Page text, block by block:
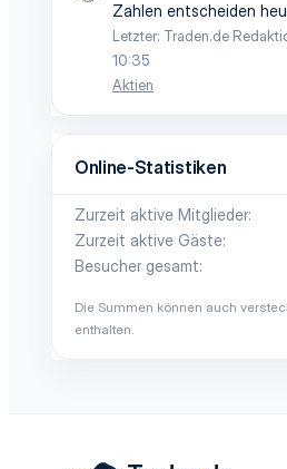
Zahlen entscheiden
Letzter: Traden.de
10:35
Aktien
Online-Statistiken
Zurzeit aktive Mitglieder
Zurzeit aktive Gäste
Besucher gesamt
Die Summen können auch
enthalten.